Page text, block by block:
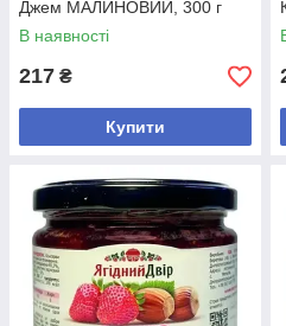
Джем МАЛИНОВИЙ, 300 г
В наявності
217 ₴
Купити